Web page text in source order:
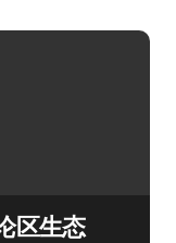
区生态